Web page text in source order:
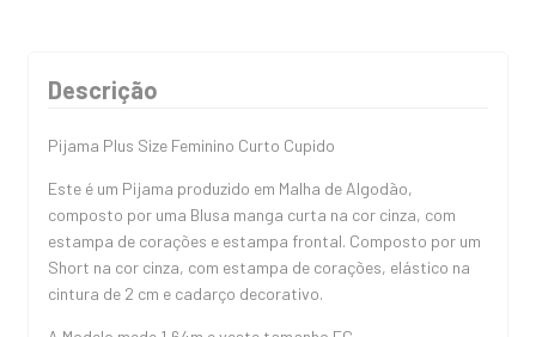
Descrição
Pijama Plus Size Feminino Curto Cupido
Este é um Pijama produzido em Malha de Algodão,
composto por uma Blusa manga curta na cor cinza, com
estampa de corações e estampa frontal. Composto por um
Short na cor cinza, com estampa de corações, elástico na
cintura de 2 cm e cadarço decorativo.